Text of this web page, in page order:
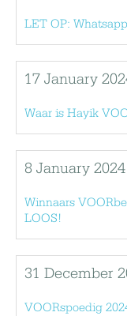
LET OP:
17 January
Waar is Hayik
8 January 2024
Winnaars
LOOS!
31 December
VOORspoedig